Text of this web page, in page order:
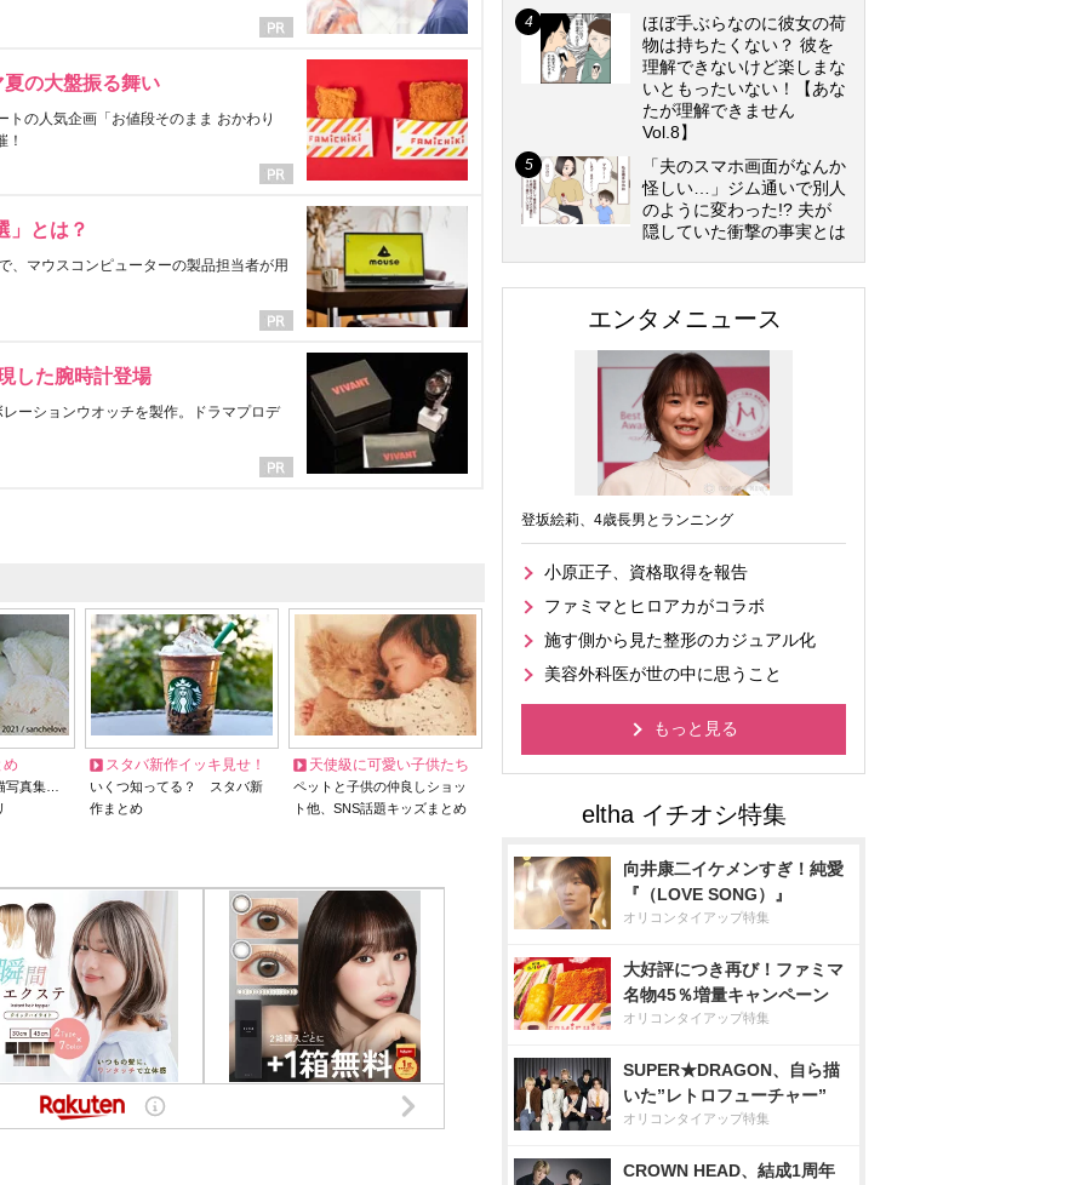
の大盤振る舞い
の人気企画「お値段そのまま おかわり
！
」とは？
、マウスコンピューターの製品担当者が用
した腕時計登場
ーションウオッチを製作。ドラマプロデ
め
写真集…
スタバ新作イッキ見せ！
いくつ知ってる？ スタバ新
作まとめ
天使級に可愛い子供たち
ペットと子供の仲良しショッ
ト他、SNS話題キッズまとめ
ほぼ手ぶらなのに彼女の荷
物は持ちたくない？ 彼を
理解できないけど楽しまな
いともったいない！【あな
たが理解できません
Vol.8】
「夫のスマホ画面がなんか
怪しい…」ジム通いで別人
のように変わった!? 夫が
隠していた衝撃の事実とは
エンタメニュース
登坂絵莉、4歳長男とランニング
小原正子、資格取得を報告
ファミマとヒロアカがコラボ
施す側から見た整形のカジュアル化
美容外科医が世の中に思うこと
もっと見る
向井康二イケメンすぎ！純愛
『（LOVE SONG）』
オリコンタイアップ特集
大好評につき再び！ファミマ
名物45％増量キャンペーン
オリコンタイアップ特集
SUPER★DRAGON、自ら描
いた”レトロフューチャー”
オリコンタイアップ特集
CROWN HEAD、結成1周年